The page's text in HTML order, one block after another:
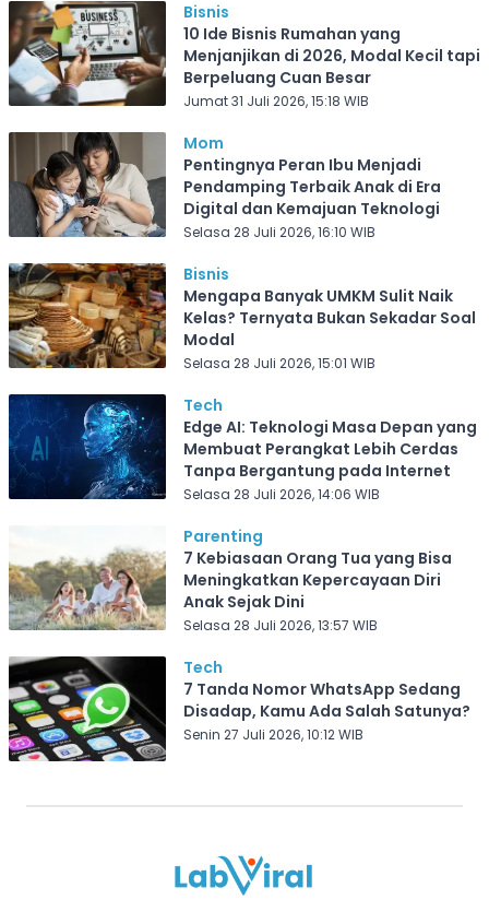
Bisnis
10 Ide Bisnis Rumahan yang
Menjanjikan di 2026, Modal Kecil tapi
Berpeluang Cuan Besar
Jumat 31 Juli 2026, 15:18 WIB
Mom
Pentingnya Peran Ibu Menjadi
Pendamping Terbaik Anak di Era
Digital dan Kemajuan Teknologi
Selasa 28 Juli 2026, 16:10 WIB
Bisnis
Mengapa Banyak UMKM Sulit Naik
Kelas? Ternyata Bukan Sekadar Soal
Modal
Selasa 28 Juli 2026, 15:01 WIB
Tech
Edge AI: Teknologi Masa Depan yang
Membuat Perangkat Lebih Cerdas
Tanpa Bergantung pada Internet
Selasa 28 Juli 2026, 14:06 WIB
Parenting
7 Kebiasaan Orang Tua yang Bisa
Meningkatkan Kepercayaan Diri
Anak Sejak Dini
Selasa 28 Juli 2026, 13:57 WIB
Tech
7 Tanda Nomor WhatsApp Sedang
Disadap, Kamu Ada Salah Satunya?
Senin 27 Juli 2026, 10:12 WIB